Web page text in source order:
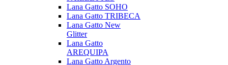
Lana Gatto SOHO
Lana Gatto TRIBECA
Lana Gatto New
Glitter
Lana Gatto
AREQUIPA
Lana Gatto Argento